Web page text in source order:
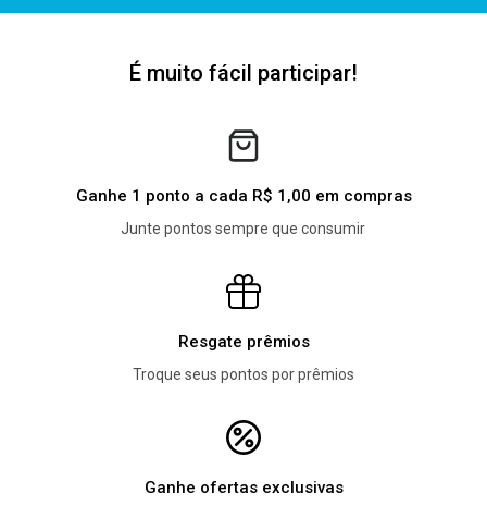
É muito fácil participar!
Ganhe 1 ponto a cada R$ 1,00 em compras
Junte pontos sempre que consumir
Resgate prêmios
Troque seus pontos por prêmios
Ganhe ofertas exclusivas